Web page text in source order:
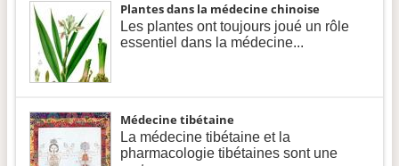
Plantes dans la médecine chinoise
Les plantes ont toujours joué un rôle
essentiel dans la médecine...
Médecine tibétaine
La médecine tibétaine et la
pharmacologie tibétaines sont une